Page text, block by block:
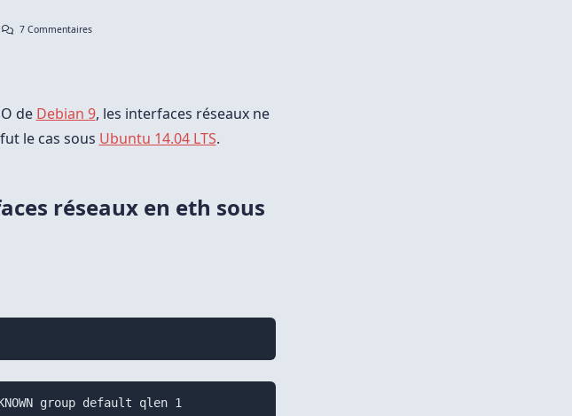
7 CommentairesSur
Noms
Des
Interfaces
Réseaux
de Debian 9, les interfaces réseaux ne
le cas sous Ubuntu 14.04 LTS.
réseaux en eth sous
group default qlen 1